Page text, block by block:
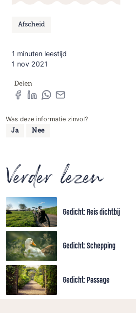
Afscheid
1 minuten leestijd
1 nov 2021
Delen
Was deze informatie zinvol?
Ja Nee
Verder lezen
Gedicht: Reis dichtbij
Gedicht: Schepping
Gedicht: Passage